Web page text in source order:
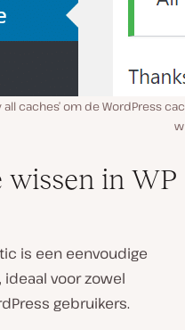
caches’ om de WordPress
wissen in WP
is een eenvoudige
voor zowel
gebruikers.